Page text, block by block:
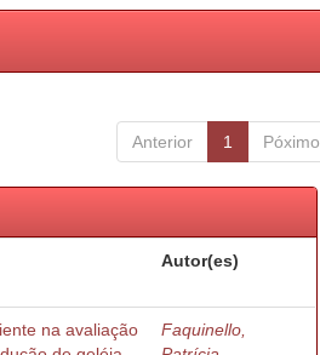
Anterior 1 Póximo
Autor(es)
na avaliação
Faquinello,